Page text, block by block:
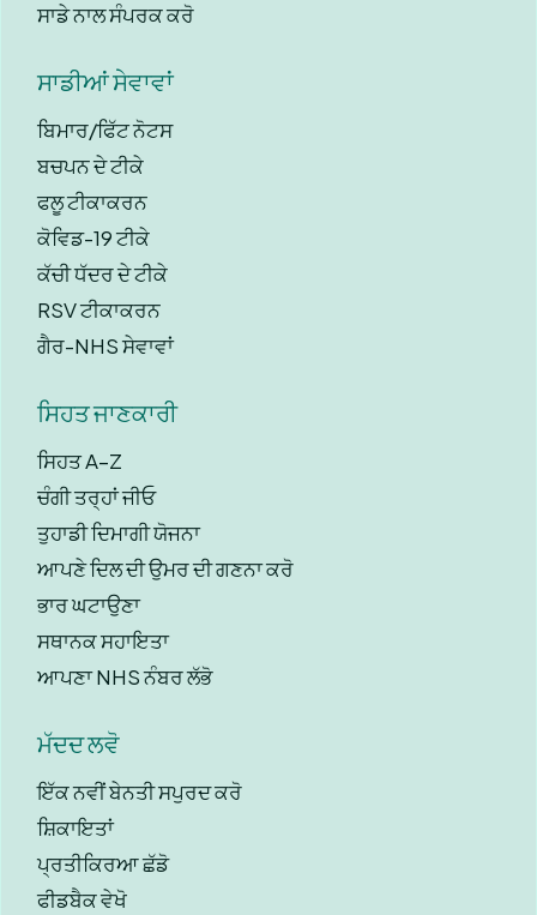
ਸਾਡੇ ਨਾਲ ਸੰਪਰਕ ਕਰੋ
ਸਾਡੀਆਂ ਸੇਵਾਵਾਂ
ਬਿਮਾਰ/ਫਿੱਟ ਨੋਟਸ
ਬਚਪਨ ਦੇ ਟੀਕੇ
ਫਲੂ ਟੀਕਾਕਰਨ
ਕੋਵਿਡ-19 ਟੀਕੇ
ਕੱਚੀ ਧੱਦਰ ਦੇ ਟੀਕੇ
RSV ਟੀਕਾਕਰਨ
ਗੈਰ-NHS ਸੇਵਾਵਾਂ
ਸਿਹਤ ਜਾਣਕਾਰੀ
ਸਿਹਤ A–Z
ਚੰਗੀ ਤਰ੍ਹਾਂ ਜੀਓ
ਤੁਹਾਡੀ ਦਿਮਾਗੀ ਯੋਜਨਾ
ਆਪਣੇ ਦਿਲ ਦੀ ਉਮਰ ਦੀ ਗਣਨਾ ਕਰੋ
ਭਾਰ ਘਟਾਉਣਾ
ਸਥਾਨਕ ਸਹਾਇਤਾ
ਆਪਣਾ NHS ਨੰਬਰ ਲੱਭੋ
ਮੱਦਦ ਲਵੋ
ਇੱਕ ਨਵੀਂ ਬੇਨਤੀ ਸਪੁਰਦ ਕਰੋ
ਸ਼ਿਕਾਇਤਾਂ
ਪ੍ਰਤੀਕਿਰਆ ਛੱਡੋ
ਫੀਡਬੈਕ ਵੇਖੋ